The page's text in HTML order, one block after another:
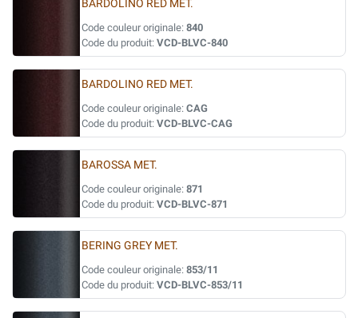
BARDOLINO RED MET.
Code couleur originale: 840
Code du produit: VCD-BLVC-840
BARDOLINO RED MET.
Code couleur originale: CAG
Code du produit: VCD-BLVC-CAG
BAROSSA MET.
Code couleur originale: 871
Code du produit: VCD-BLVC-871
BERING GREY MET.
Code couleur originale: 853/11
Code du produit: VCD-BLVC-853/11